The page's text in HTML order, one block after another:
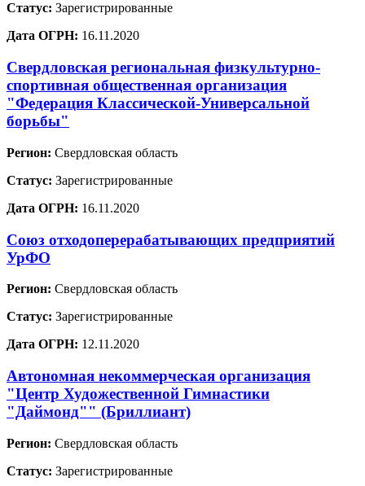
Статус: Зарегистрированные
Дата ОГРН: 16.11.2020
Свердловская региональная физкультурно-
спортивная общественная организация
"Федерация Классической-Универсальной
борьбы"
Регион: Свердловская область
Статус: Зарегистрированные
Дата ОГРН: 16.11.2020
Союз отходоперерабатывающих предприятий
УрФО
Регион: Свердловская область
Статус: Зарегистрированные
Дата ОГРН: 12.11.2020
Автономная некоммерческая организация
"Центр Художественной Гимнастики
"Даймонд"" (Бриллиант)
Регион: Свердловская область
Статус: Зарегистрированные